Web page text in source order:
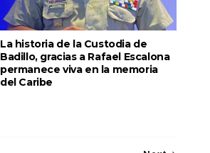
La historia de la Custodia de
Badillo, gracias a Rafael Escalona
permanece viva en la memoria
del Caribe